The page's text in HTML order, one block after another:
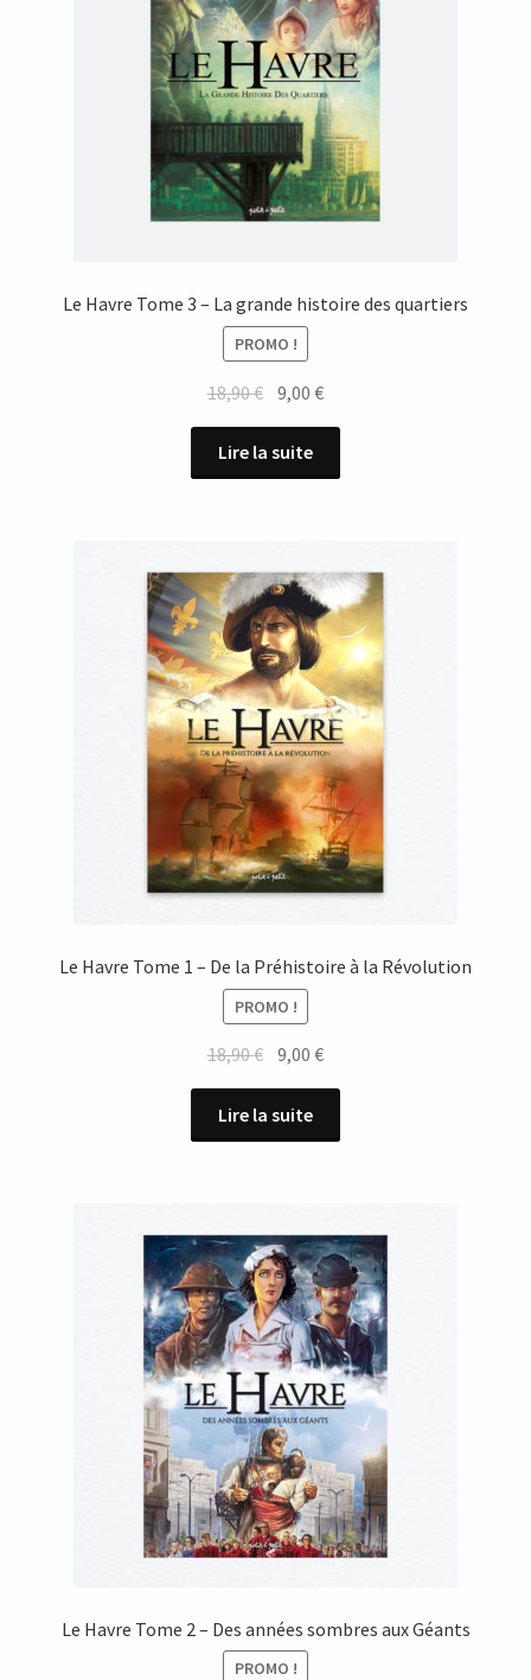
Le Havre Tome 3 – La grande histoire des quartiers
PROMO !
18,90€ Le
initial
était :
9,00€Le
est :
Lire la suite
Le Havre Tome 1 – De la Préhistoire à la Révolution
PROMO !
18,90€ Le
prix
initial
était :
9,00€Le
prix
est :
Lire la suite
Le Havre Tome 2 – Des années sombres aux Géants
PROMO !